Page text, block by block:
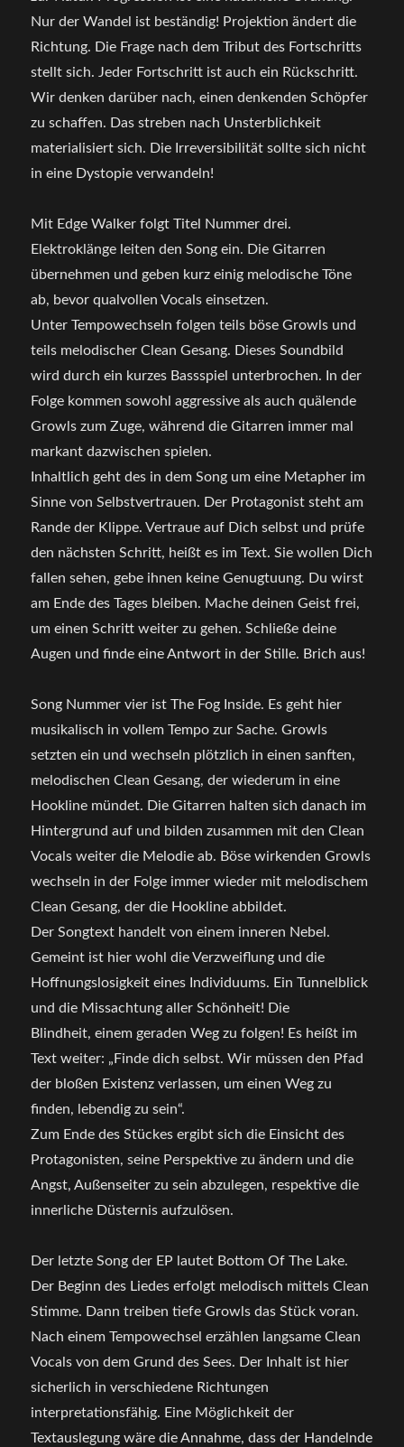
Nur der Wandel ist beständig! Projektion ändert die
Richtung. Die Frage nach dem Tribut des Fortschritts
stellt sich. Jeder Fortschritt ist auch ein Rückschritt.
Wir denken darüber nach, einen denkenden Schöpfer
zu schaffen. Das streben nach Unsterblichkeit
materialisiert sich. Die Irreversibilität sollte sich nicht
in eine Dystopie verwandeln!
Mit Edge Walker folgt Titel Nummer drei.
Elektroklänge leiten den Song ein. Die Gitarren
übernehmen und geben kurz einig melodische Töne
ab, bevor qualvollen Vocals einsetzen.
Unter Tempowechseln folgen teils böse Growls und
teils melodischer Clean Gesang. Dieses Soundbild
wird durch ein kurzes Bassspiel unterbrochen. In der
Folge kommen sowohl aggressive als auch quälende
Growls zum Zuge, während die Gitarren immer mal
markant dazwischen spielen.
Inhaltlich geht des in dem Song um eine Metapher im
Sinne von Selbstvertrauen. Der Protagonist steht am
Rande der Klippe. Vertraue auf Dich selbst und prüfe
den nächsten Schritt, heißt es im Text. Sie wollen Dich
fallen sehen, gebe ihnen keine Genugtuung. Du wirst
am Ende des Tages bleiben. Mache deinen Geist frei,
um einen Schritt weiter zu gehen. Schließe deine
Augen und finde eine Antwort in der Stille. Brich aus!
Song Nummer vier ist The Fog Inside. Es geht hier
musikalisch in vollem Tempo zur Sache. Growls
setzten ein und wechseln plötzlich in einen sanften,
melodischen Clean Gesang, der wiederum in eine
Hookline mündet. Die Gitarren halten sich danach im
Hintergrund auf und bilden zusammen mit den Clean
Vocals weiter die Melodie ab. Böse wirkenden Growls
wechseln in der Folge immer wieder mit melodischem
Clean Gesang, der die Hookline abbildet.
Der Songtext handelt von einem inneren Nebel.
Gemeint ist hier wohl die Verzweiflung und die
Hoffnungslosigkeit eines Individuums. Ein Tunnelblick
und die Missachtung aller Schönheit! Die
Blindheit, einem geraden Weg zu folgen! Es heißt im
Text weiter: „Finde dich selbst. Wir müssen den Pfad
der bloßen Existenz verlassen, um einen Weg zu
finden, lebendig zu sein“.
Zum Ende des Stückes ergibt sich die Einsicht des
Protagonisten, seine Perspektive zu ändern und die
Angst, Außenseiter zu sein abzulegen, respektive die
innerliche Düsternis aufzulösen.
Der letzte Song der EP lautet Bottom Of The Lake.
Der Beginn des Liedes erfolgt melodisch mittels Clean
Stimme. Dann treiben tiefe Growls das Stück voran.
Nach einem Tempowechsel erzählen langsame Clean
Vocals von dem Grund des Sees. Der Inhalt ist hier
sicherlich in verschiedene Richtungen
interpretationsfähig. Eine Möglichkeit der
Textauslegung wäre die Annahme, dass der Handelnde